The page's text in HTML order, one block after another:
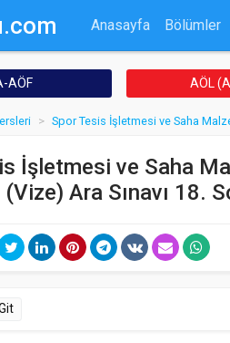
Anasayfa Bölümler
AÖF AÖL
Spor Tesis İşletmesi ve Saha
İşletmesi ve Saha
(Vize) Ara Sınavı 18.